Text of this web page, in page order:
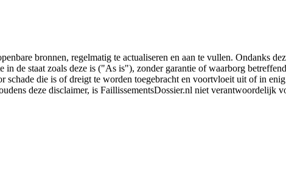
bronnen, regelmatig te actualiseren en aan te vullen. Ondanks
de staat zoals deze is ("As is"), zonder garantie of waarborg
schade die is of dreigt te worden toegebracht en voortvloeit uit of in
deze disclaimer, is FaillissementsDossier.nl niet verantwoordelijk